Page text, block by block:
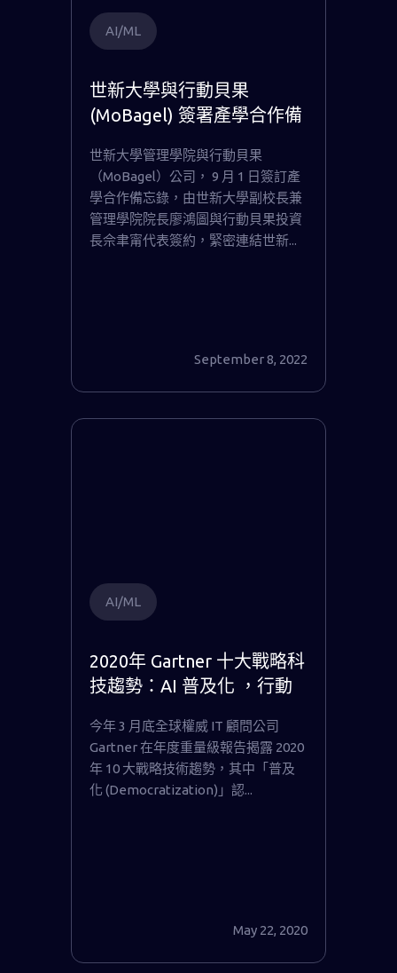
AI/ML
世新大學與行動貝果
(MoBagel) 簽署產學合作備
人才
世新大學管理學院與行動貝果
（MoBagel）公司， 9 月 1 日簽訂產
學合作備忘錄，由世新大學副校長兼
管理學院院長廖鴻圖與行動貝果投資
長佘聿甯代表簽約，緊密連結世新...
September 8, 2022
AI/ML
2020年 Gartner 十大戰略科
技趨勢：AI 普及化 ，行動
AI/ML 平台關鍵代表原廠
今年 3 月底全球權威 IT 顧問公司
Gartner 在年度重量級報告揭露 2020
年 10 大戰略技術趨勢，其中「普及
化 (Democratization)」認...
May 22, 2020